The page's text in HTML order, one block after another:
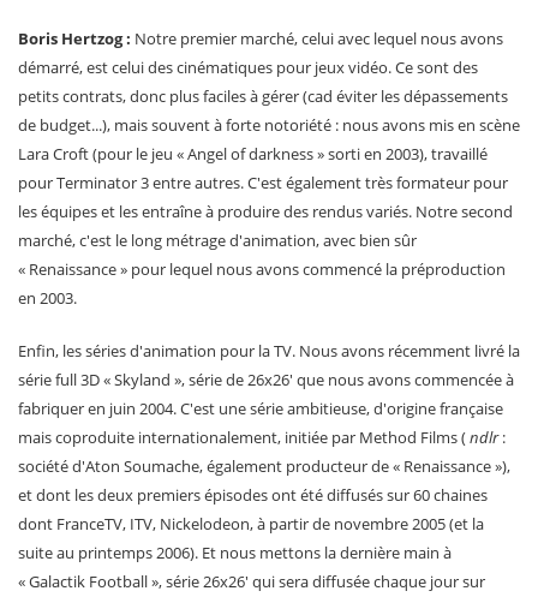
Boris Hertzog : Notre premier marché, celui avec lequel nous avons
démarré, est celui des cinématiques pour jeux vidéo. Ce sont des
petits contrats, donc plus faciles à gérer (cad éviter les dépassements
de budget...), mais souvent à forte notoriété : nous avons mis en scène
Lara Croft (pour le jeu « Angel of darkness » sorti en 2003), travaillé
pour Terminator 3 entre autres. C'est également très formateur pour
les équipes et les entraîne à produire des rendus variés. Notre second
marché, c'est le long métrage d'animation, avec bien sûr
« Renaissance » pour lequel nous avons commencé la préproduction
en 2003.
Enfin, les séries d'animation pour la TV. Nous avons récemment livré la
série full 3D « Skyland », série de 26x26' que nous avons commencée à
fabriquer en juin 2004. C'est une série ambitieuse, d'origine française
mais coproduite internationalement, initiée par Method Films (ndlr:
société d'Aton Soumache, également producteur de « Renaissance »),
et dont les deux premiers épisodes ont été diffusés sur 60 chaines
dont FranceTV, ITV, Nickelodeon, à partir de novembre 2005 (et la
suite au printemps 2006). Et nous mettons la dernière main à
« Galactik Football », série 26x26' qui sera diffusée chaque jour sur